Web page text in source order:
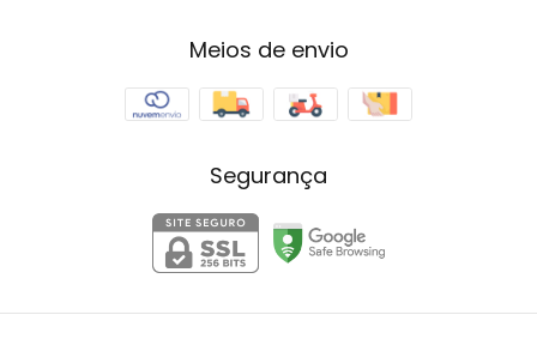
Meios de envio
Segurança